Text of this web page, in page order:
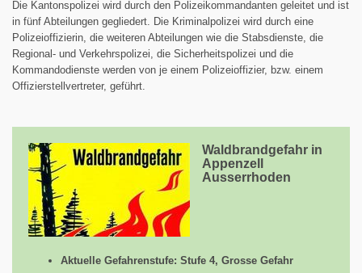
Die Kantonspolizei wird durch den Polizeikommandanten geleitet und ist
in fünf Abteilungen gegliedert. Die Kriminalpolizei wird durch eine
Polizeioffizierin, die weiteren Abteilungen wie die Stabsdienste, die
Regional- und Verkehrspolizei, die Sicherheitspolizei und die
Kommandodienste werden von je einem Polizeioffizier, bzw. einem
Offizierstellvertreter, geführt.
Waldbrandgefahr in
Appenzell
Ausserrhoden
Aktuelle Gefahrenstufe: Stufe 4, Grosse Gefahr